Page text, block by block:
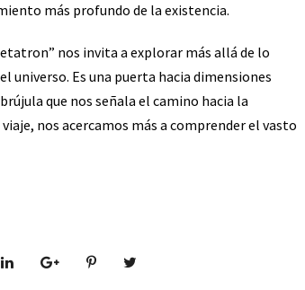
más profundo de la existencia.
nos invita a explorar más allá de lo
universo. Es una puerta hacia dimensiones
que nos señala el camino hacia la
nos acercamos más a comprender el vasto